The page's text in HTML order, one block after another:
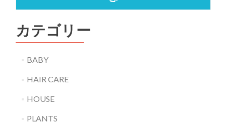
カテゴリー
BABY
HAIR CARE
HOUSE
PLANTS